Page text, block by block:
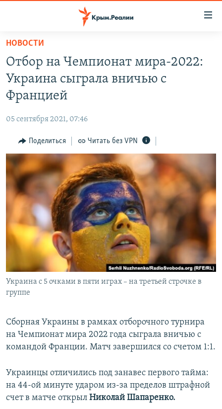
Вернуться
основному
содержанию
Вернутся
главной
навигации
Вернутся
поиску
НОВОСТИ
СПЕЦПРОЕКТЫ
11 ЛЕТ ОККУПАЦИИ КРЫМА. 11 ИСТОРИЙ СОПРОТИВЛЕНИЯ
ВОДА
ЕЩЕ
ИНТЕРАКТИВ
ИНФОГРАФИКА
ТЕЛЕПРОЕКТ КРЫМ.РЕАЛИИ
СОВЕТЫ ПРАВОЗАЩИТНИКОВ
ПРОПАВШИЕ БЕЗ ВЕСТИ
ПОБЕДИТЕЛЕЙ НЕ СУДЯТ?
КРЫМ.НЕПОКОРЕННЫЙ
ELIFBE
УКРАИНСКАЯ ПРОБЛЕМА КРЫМА
РАДІО СВОБОДА
КАК ОБОЙТИ БЛОКИРОВКУ
Українською
Qırımtatar
ПРИСОЕДИНЯЙТЕСЬ!
НОВОСТИ
Отбор на Чемпионат мира-2022:
Украина сыграла вничью с
Францией
05 сентября 2021, 07:46
Поделиться Читать без VPN
Украина с 5 очками в пяти играх – на третьей строчке в
группе
Сборная Украины в рамках отборочного турнира
на Чемпионат мира 2022 года сыграла вничью с
командой Франции. Матч завершился со счетом 1:1.
Украинцы отличились под занавес первого тайма:
на 44-ой минуте ударом из-за пределов штрафной
счет в матче открыл Николай Шапаренко.